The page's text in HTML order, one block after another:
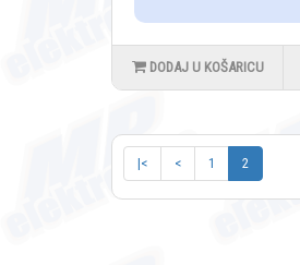
DODAJ U KOŠARICU
|< < 1 2